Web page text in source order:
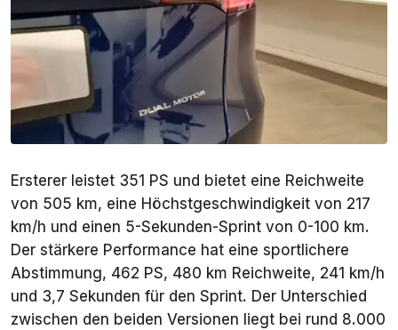
Ersterer leistet 351 PS und bietet eine Reichweite
von 505 km, eine Höchstgeschwindigkeit von 217
km/h und einen 5-Sekunden-Sprint von 0-100 km.
Der stärkere Performance hat eine sportlichere
Abstimmung, 462 PS, 480 km Reichweite, 241 km/h
und 3,7 Sekunden für den Sprint. Der Unterschied
zwischen den beiden Versionen liegt bei rund 8.000